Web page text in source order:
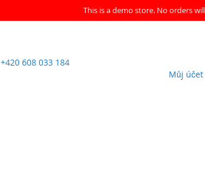
This is a demo store. No orders
+420 608 033 184
Můj účet